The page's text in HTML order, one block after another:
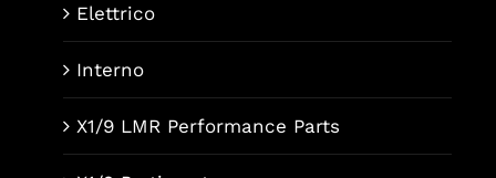
Elettrico
Interno
X1/9 LMR Performance Parts